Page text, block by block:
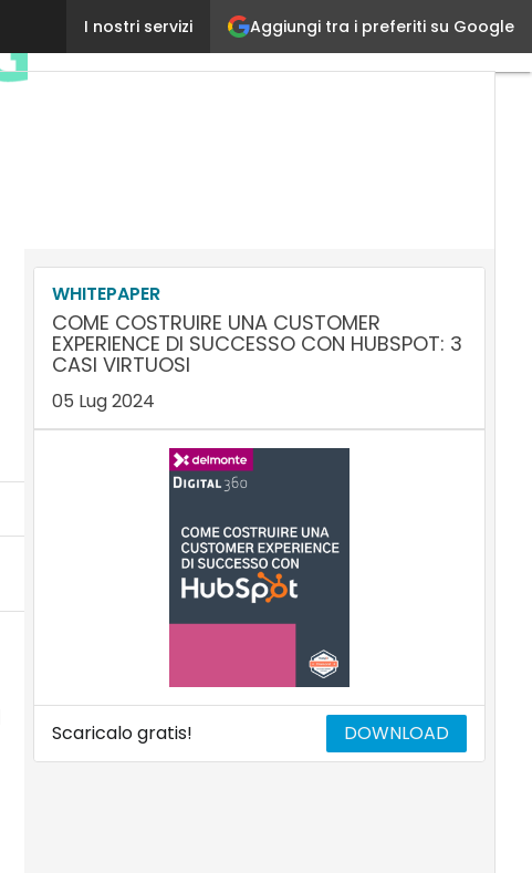
Aggiungi tra i preferiti su Google
I nostri servizi
Localler, storia di una startup di italiani che in
WHITEPAPER
COME COSTRUIRE UNA CUSTOMER
EXPERIENCE DI SUCCESSO CON HUBSPOT: 3
CASI VIRTUOSI
05 Lug 2024
Scaricalo gratis! DOWNLOAD